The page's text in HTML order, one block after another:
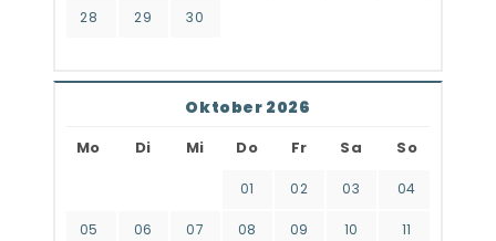
28 29 30
Oktober 2026
Mo Di Mi Do Fr Sa So
01 02 03 04
05 06 07 08 09 10 11